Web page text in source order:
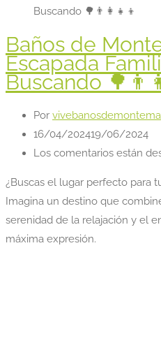
Buscando 🌳👨‍👩‍👧‍👦
Baños de
Escapada
Buscando
Por
16/04/202419/06/2024
Los comentarios están
¿Buscas el lugar perfecto para
Imagina un destino que
serenidad de la relajación y el
máxima expresión.